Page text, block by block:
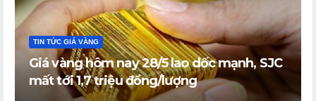
TIN TỨC GIÁ VÀNG
Giá vàng hôm nay 28/5 lao dốc mạnh, SJC
mất tới 1,7 triệu đồng/lượng